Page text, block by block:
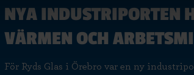
NYA INDUSTRIPORTEN
VÄRMEN OCH
För Ryds Glas i Örebro var en ny